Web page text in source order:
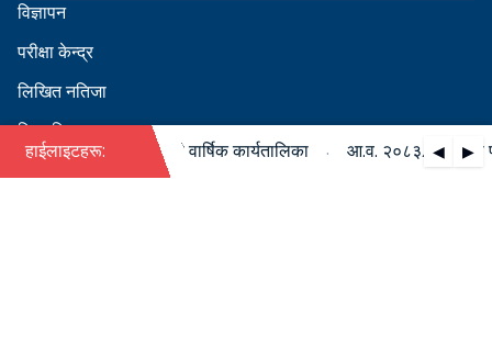
विज्ञापन
परीक्षा केन्द्र
लिखित नतिजा
सिफारिस
हाईलाइटहरू: ◀ ▶
०८४ को पदपूर्ति सम्बन्धी वार्षिक कार्यतालिका आ.व. २०८३/०८४ को